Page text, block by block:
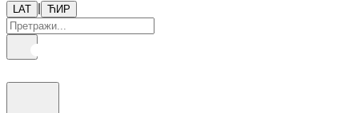
LAT | ЋИР